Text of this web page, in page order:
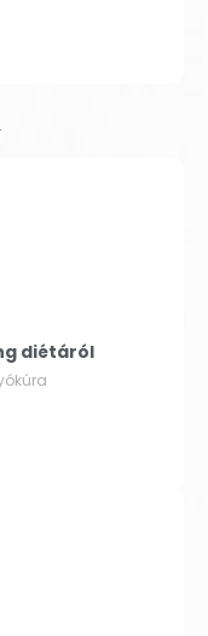
diétáról